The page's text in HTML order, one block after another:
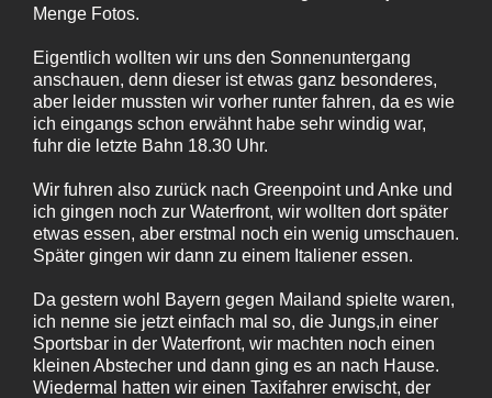
Menge Fotos.
Eigentlich wollten wir uns den Sonnenuntergang
anschauen, denn dieser ist etwas ganz besonderes,
aber leider mussten wir vorher runter fahren, da es wie
ich eingangs schon erwähnt habe sehr windig war,
fuhr die letzte Bahn 18.30 Uhr.
Wir fuhren also zurück nach Greenpoint und Anke und
ich gingen noch zur Waterfront, wir wollten dort später
etwas essen, aber erstmal noch ein wenig umschauen.
Später gingen wir dann zu einem Italiener essen.
Da gestern wohl Bayern gegen Mailand spielte waren,
ich nenne sie jetzt einfach mal so, die Jungs,in einer
Sportsbar in der Waterfront, wir machten noch einen
kleinen Abstecher und dann ging es an nach Hause.
Wiedermal hatten wir einen Taxifahrer erwischt, der